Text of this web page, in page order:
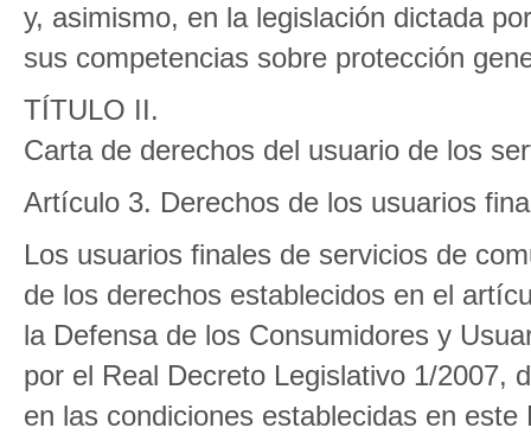
y, asimismo, en la legislación dictada
sus competencias sobre protección
TÍTULO II.
Carta de derechos del usuario de los
Artículo 3. Derechos de los usuarios
Los usuarios finales de servicios de
de los derechos establecidos en el
la Defensa de los Consumidores y
por el Real Decreto Legislativo 1/2007,
en las condiciones establecidas en este